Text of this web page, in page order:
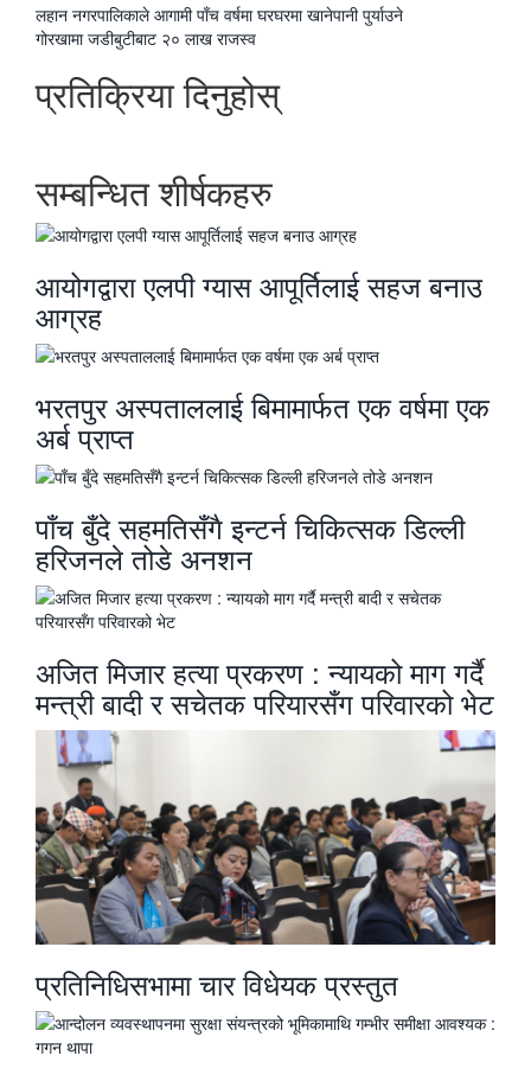
पछिल्लाे
-
लहान नगरपालिकाले आगामी पाँच वर्षमा घरघरमा खानेपानी पुर्याउने
अघिल्लाे
गोरखामा जडीबुटीबाट २० लाख राजस्व
प्रतिक्रिया दिनुहोस्
सम्बन्धित शीर्षकहरु
आयोगद्वारा एलपी ग्यास आपूर्तिलाई सहज बनाउ
आग्रह
भरतपुर अस्पताललाई बिमामार्फत एक वर्षमा एक
अर्ब प्राप्त
पाँच बुँदे सहमतिसँगै इन्टर्न चिकित्सक डिल्ली
हरिजनले तोडे अनशन
अजित मिजार हत्या प्रकरण : न्यायको माग गर्दै
मन्त्री बादी र सचेतक परियारसँग परिवारको भेट
प्रतिनिधिसभामा चार विधेयक प्रस्तुत